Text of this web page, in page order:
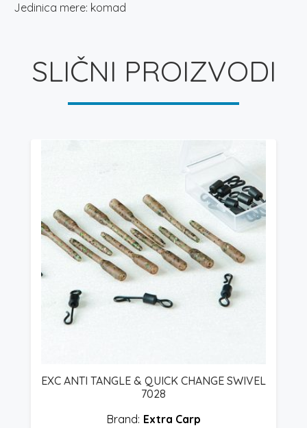
Jedinica mere: komad
SLIČNI PROIZVODI
EXC ANTI TANGLE & QUICK CHANGE SWIVEL
7028
Extra Carp